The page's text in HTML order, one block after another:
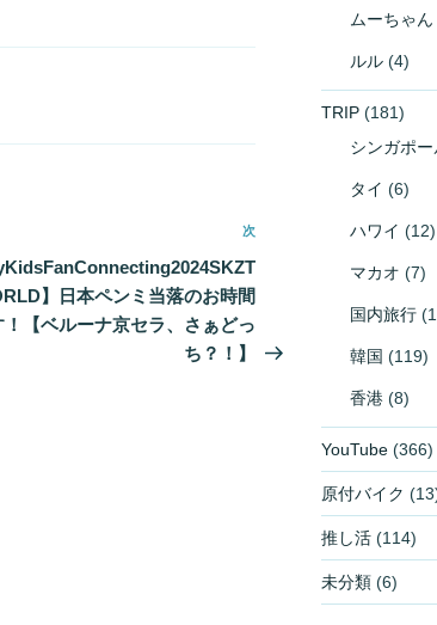
次
の
投
次
】日本ペンミ当落のお時間
！【ベルーナ京セラ、さぁどっ
ち？！】
ムーちゃん
ルル(4)
TRIP(181)
シンガポー
タイ (6)
ハワイ (12)
マカオ (7)
国内旅行
韓国 (119)
香港(8)
YouTube(366)
原付バイク
推し活(114)
未分類(6)